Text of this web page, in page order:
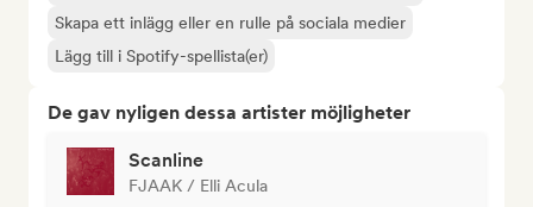
Skapa ett inlägg eller en rulle på sociala medier
Lägg till i Spotify-spellista(er)
De gav nyligen dessa artister möjligheter
Scanline
FJAAK / Elli Acula